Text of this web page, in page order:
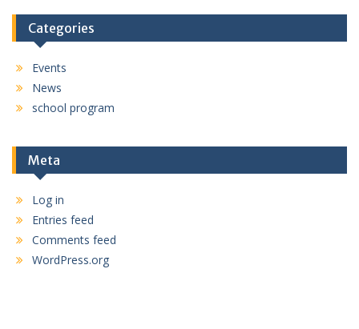
Categories
Events
News
school program
Meta
Log in
Entries feed
Comments feed
WordPress.org